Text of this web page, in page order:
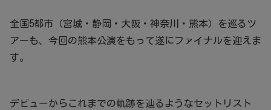
全国5都市（宮城・静岡・大阪・神奈川・熊本）を巡るツ
アーも、今回の熊本公演をもって遂にファイナルを迎えま
す。
デビューからこれまでの軌跡を辿るようなセットリスト